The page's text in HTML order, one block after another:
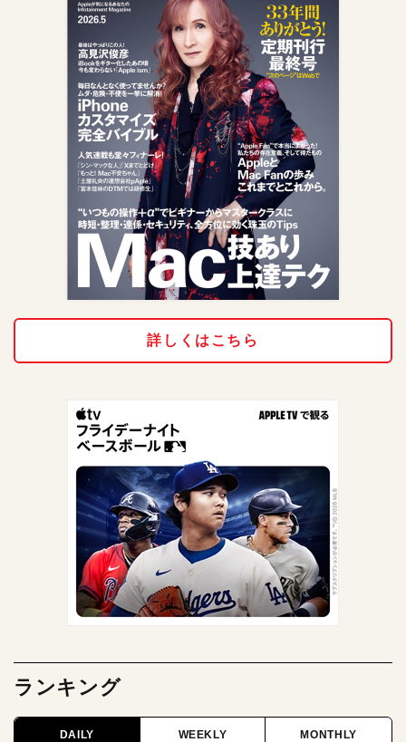
詳しくはこちら
ランキング
DAILY WEEKLY MONTHLY